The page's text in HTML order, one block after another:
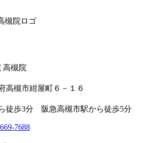
高槻院
高槻市紺屋町６－１６
徒歩3分 阪急高槻市駅から徒歩5分